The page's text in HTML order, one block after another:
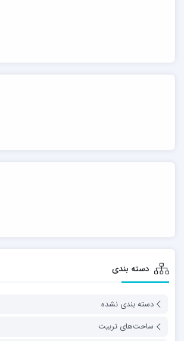
دسته بندی
دسته بندی نشده
ساحت‌های تربیت